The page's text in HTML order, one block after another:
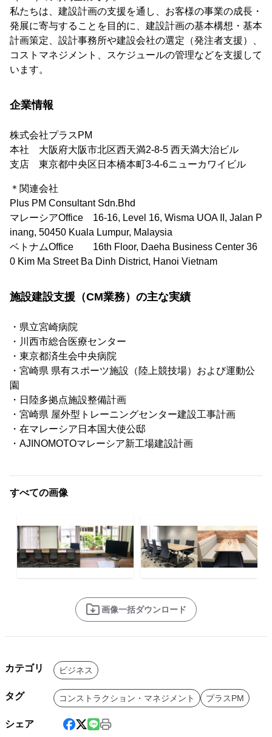
私たちは、建設計画の支援を通し、お客様の事業の成長・
発展に寄与することを目的に、建設計画の基本構想・基本
計画策定、設計事務所や建設会社の選定（発注者支援）、
コストマネジメント、スケジュールの管理などを支援して
います。
企業情報
株式会社プラスPM
本社 大阪府大阪市北区西天満2-8-5 西天満大治ビル
支店 東京都中央区日本橋本町3-4-6ニューカワイビル
＊関連会社
Plus PM Consultant Sdn.Bhd
マレーシアOffice 16-16, Level 16, Wisma UOA II, Jalan P
inang, 50450 Kuala Lumpur, Malaysia
ベトナムOffice 16th Floor, Daeha Business Center 36
0 Kim Ma Street Ba Dinh District, Hanoi Vietnam
施設建設支援（CM業務）の主な実績
・県立宮崎病院
・川西市総合医療センター
・東京都済生会中央病院
・宮崎県 県有スポーツ施設（陸上競技場）および運動公
園
・日陸多拠点施設整備計画
・宮崎県 屋外型トレーニングセンター建設工事計画
・在マレーシア日本国大使公邸
・AJINOMOTOマレーシア新工場建設計画
すべての画像
画像一括ダウンロード
カテゴリ ビジネス
タグ コンストラクション・マネジメント プラスPM
シェア